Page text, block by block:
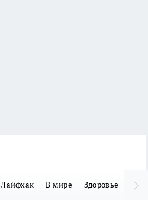
Лайфхак В мире Здоровье